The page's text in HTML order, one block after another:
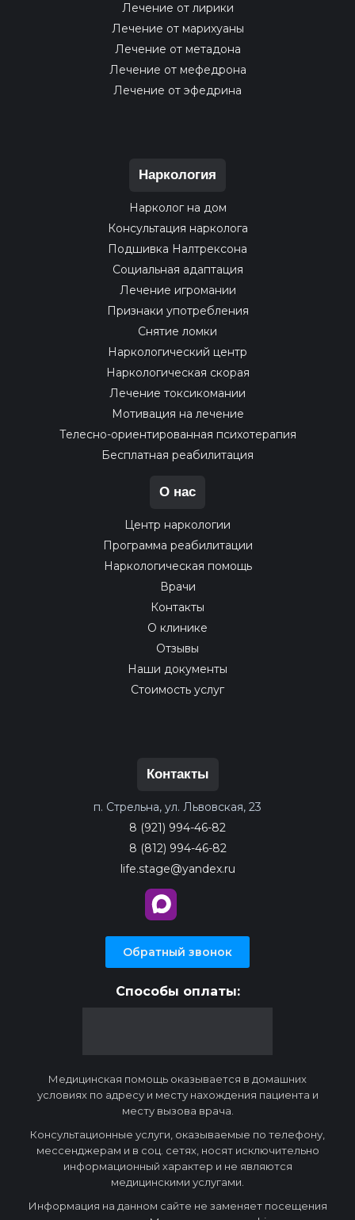
Лечение от лирики
Лечение от марихуаны
Лечение от метадона
Лечение от мефедрона
Лечение от эфедрина
Наркология
Нарколог на дом
Консультация нарколога
Подшивка Налтрексона
Социальная адаптация
Лечение игромании
Признаки употребления
Снятие ломки
Наркологический центр
Наркологическая скорая
Лечение токсикомании
Мотивация на лечение
Телесно-ориентированная психотерапия
Бесплатная реабилитация
О нас
Центр наркологии
Программа реабилитации
Наркологическая помощь
Врачи
Контакты
О клинике
Отзывы
Наши документы
Стоимость услуг
Контакты
п. Стрельна, ул. Львовская, 23
8 (921) 994-46-82
8 (812) 994-46-82
life.stage@yandex.ru
Обратный звонок
Способы оплаты:
Медицинская помощь оказывается в домашних
условиях по адресу и месту нахождения пациента и
месту вызова врача.
Консультационные услуги, оказываемые по телефону,
мессенджерам и в соц. сетях, носят исключительно
информационный характер и не являются
медицинскими услугами.
Информация на данном сайте не заменяет посещения